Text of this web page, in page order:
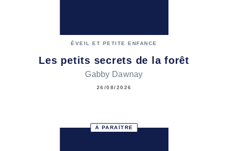
ÉVEIL ET PETITE ENFANCE
Les petits secrets de la forêt
Gabby Dawnay
26/08/2026
À PARAÎTRE